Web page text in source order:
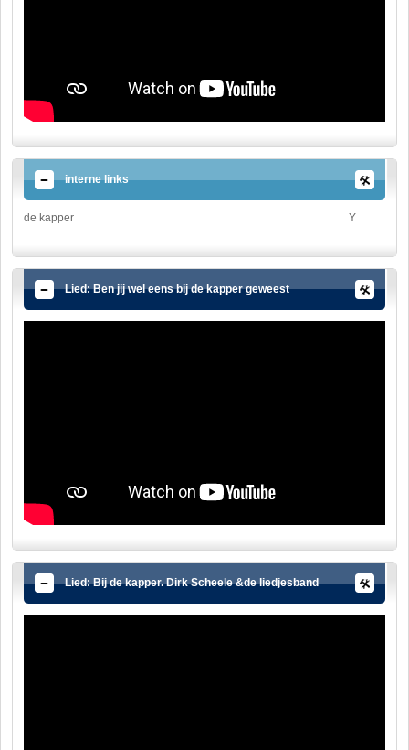
interne links
de kapper Y
Lied: Ben jij wel eens bij de kapper geweest
Lied: Bij de kapper. Dirk Scheele &de liedjesband